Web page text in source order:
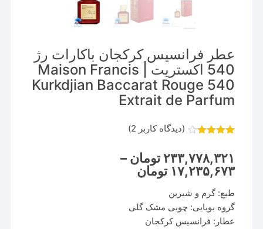
عطر فرانسیس کرکجان باکارات رژ
540 اکستریت | Maison Francis
Kurkdjian Baccarat Rouge 540
Extrait de Parfum
امتیاز
مشتری
(دیدگاه کاربر 2
)
۲۳۳,۷۷۸,۳۲۱ تومان –
۱۷,۲۳۵,۶۷۳ تومانPrice
۲۳۳,۷۷۸,۳۲۱ تومان
طبع: گرم و شیرین
گروه بویایی: چوبی مشک گلی
عطار: فرانسیس کرکجان